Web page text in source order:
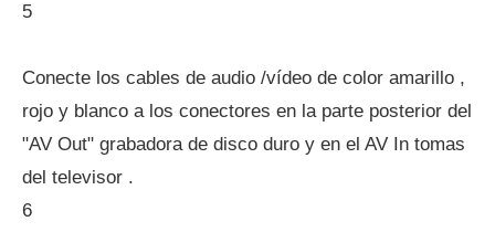
5
Conecte los cables de audio /vídeo de color amarillo ,
rojo y blanco a los conectores en la parte posterior del
"AV Out" grabadora de disco duro y en el AV In tomas
del televisor .
6